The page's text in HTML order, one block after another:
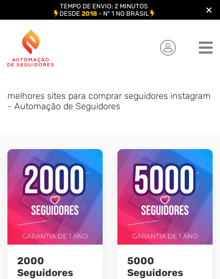
content
melhores sites para comprar seguidores instagram
- Automação de Seguidores
2000
Seguidores
5000
Seguidores
TEMPO DE ENVIO: 2 MINUTOS
DESDE 2018- Nº 1 NO BRASIL